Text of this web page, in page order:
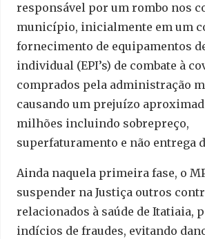
responsável por um rombo nos
município, inicialmente em um
fornecimento de equipamentos
individual (EPI’s) de combate à
comprados pela administração
causando um prejuízo
milhões incluindo sobrepreço,
superfaturamento e não entrega
Ainda naquela primeira fase, o
suspender na Justiça outros
relacionados à saúde de Itatiaia,
indícios de fraudes, evitando